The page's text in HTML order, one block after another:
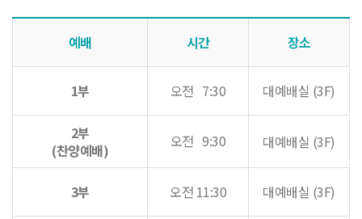
예배 시간 장소
1부 오전 7:30 대예배실 (3F)
2부
(찬양예배)
오전 9:30 대예배실 (3F)
3부 오전 11:30 대예배실 (3F)